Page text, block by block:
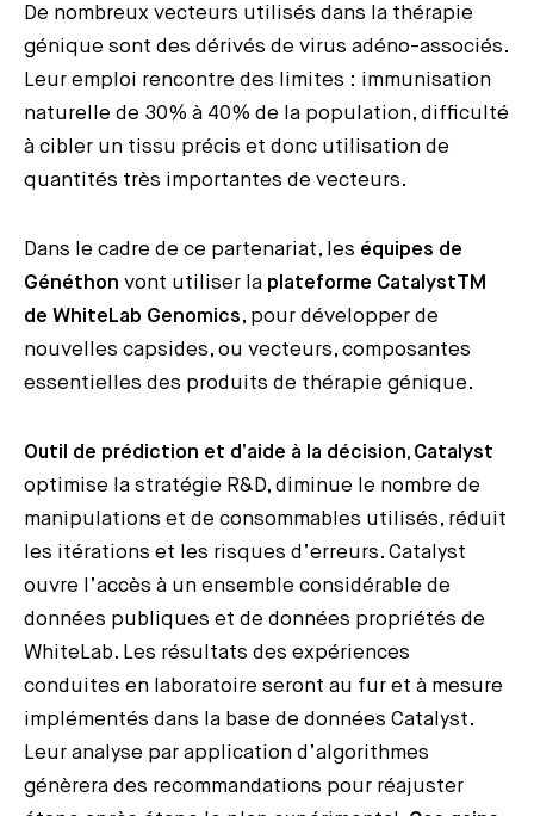
De nombreux vecteurs utilisés dans la thérapie
génique sont des dérivés de virus adéno-associés.
Leur emploi rencontre des limites : immunisation
naturelle de 30% à 40% de la population, difficulté
à cibler un tissu précis et donc utilisation de
quantités très importantes de vecteurs.
Dans le cadre de ce partenariat, les équipes de
Généthon vont utiliser la plateforme CatalystTM
de WhiteLab Genomics, pour développer de
nouvelles capsides, ou vecteurs, composantes
essentielles des produits de thérapie génique.
Outil de prédiction et d’aide à la décision, Catalyst
optimise la stratégie R&D, diminue le nombre de
manipulations et de consommables utilisés, réduit
les itérations et les risques d’erreurs. Catalyst
ouvre l’accès à un ensemble considérable de
données publiques et de données propriétés de
WhiteLab. Les résultats des expériences
conduites en laboratoire seront au fur et à mesure
implémentés dans la base de données Catalyst.
Leur analyse par application d’algorithmes
génèrera des recommandations pour réajuster